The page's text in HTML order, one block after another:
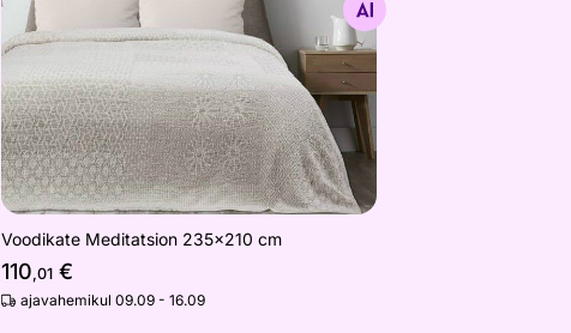
Otsi sarnaseid
Voodikate Meditatsion 235x210 cm
110,01€
ajavahemikul 09.09 - 16.09